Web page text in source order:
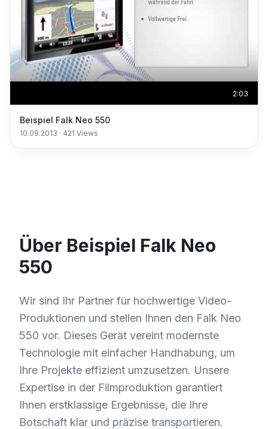
2:03
Beispiel Falk Neo 550
10.09.2013 · 421 Views
Über Beispiel Falk Neo
550
Wir sind Ihr Partner für hochwertige Video-
Produktionen und stellen Ihnen den Falk Neo
550 vor. Dieses Gerät vereint modernste
Technologie mit einfacher Handhabung, um
Ihre Projekte effizient umzusetzen. Unsere
Expertise in der Filmproduktion garantiert
Ihnen erstklassige Ergebnisse, die Ihre
Botschaft klar und präzise transportieren.